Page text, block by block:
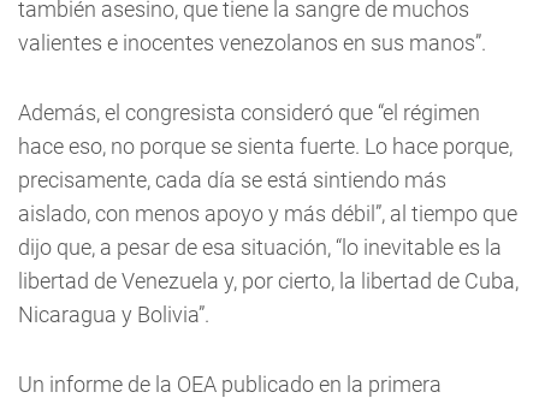
también asesino, que tiene la sangre de muchos
valientes e inocentes venezolanos en sus manos”.
Además, el congresista consideró que “el régimen
hace eso, no porque se sienta fuerte. Lo hace porque,
precisamente, cada día se está sintiendo más
aislado, con menos apoyo y más débil”, al tiempo que
dijo que, a pesar de esa situación, “lo inevitable es la
libertad de Venezuela y, por cierto, la libertad de Cuba,
Nicaragua y Bolivia”.
Un informe de la OEA publicado en la primera